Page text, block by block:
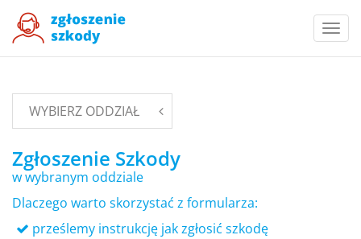
WYBIERZ ODDZIAŁ
Zgłoszenie Szkody
w wybranym oddziale
Dlaczego warto skorzystać z formularza:
prześlemy instrukcję jak zgłosić szkodę